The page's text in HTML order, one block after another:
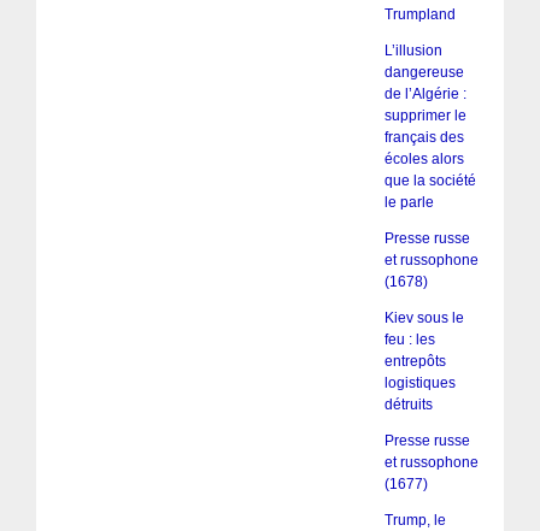
Trumpland
L’illusion
dangereuse
de l’Algérie :
supprimer le
français des
écoles alors
que la société
le parle
Presse russe
et russophone
(1678)
Kiev sous le
feu : les
entrepôts
logistiques
détruits
Presse russe
et russophone
(1677)
Trump, le